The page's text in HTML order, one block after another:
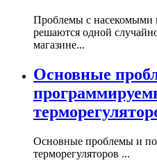
Проблемы с насекомыми
решаются одной
магазине...
Основные
Основные проблемы и
терморегуляторов ...